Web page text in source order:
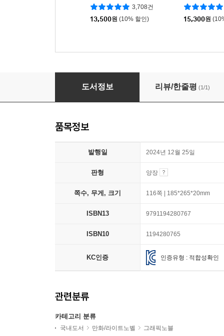
3,708건
13,500원 (10% 할인) 15,300원
디즈니 애니메이션 영어 만화 : 인사이드 아웃
도서정보 리뷰/한줄평 (1/1)
품목정보
발행일 2024년 12월 25일
판형 양장
쪽수, 무게, 크기 116쪽 | 185*265*20mm
ISBN13 9791194280767
ISBN10 1194280765
KC인증 인증유형 : 적합성확인
관련분류
카테고리 분류
국내도서 만화/라이트노벨 그래픽노블